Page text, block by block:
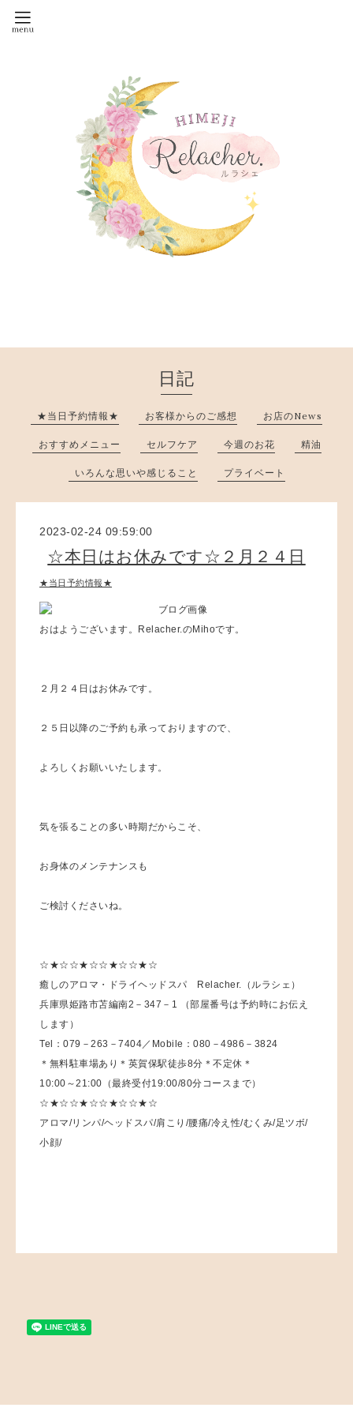
日記
★当日予約情報★ お客様からのご感想 お店のNews
おすすめメニュー セルフケア 今週のお花 精油
いろんな思いや感じること プライベート
2023-02-24 09:59:00
☆本日はお休みです☆２月２４日
★当日予約情報★
おはようございます。Relacher.のMihoです。
２月２４日はお休みです。
２５日以降のご予約も承っておりますので、
よろしくお願いいたします。
気を張ることの多い時期だからこそ、
お身体のメンテナンスも
ご検討くださいね。
☆★☆☆★☆☆★☆☆★☆
癒しのアロマ・ドライヘッドスパ Relacher.（ルラシェ）
兵庫県姫路市苫編南2－347－1 （部屋番号は予約時にお伝え
します）
Tel：079－263－7404／Mobile：080－4986－3824
＊無料駐車場あり＊英賀保駅徒歩8分＊不定休＊
10:00～21:00（最終受付19:00/80分コースまで）
☆★☆☆★☆☆★☆☆★☆
アロマ/リンパ/ヘッドスパ/肩こり/腰痛/冷え性/むくみ/足ツボ/
小顔/